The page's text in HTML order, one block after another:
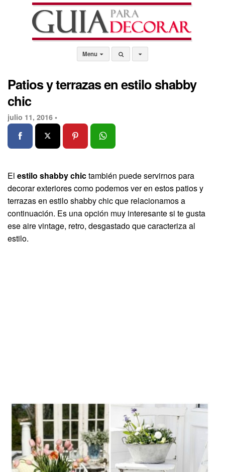
Menu
Patios y terrazas en estilo shabby
chic
julio 11, 2016 •
El estilo shabby chictambién puede servirnos para
decorar exteriores como podemos ver en estos patios y
terrazas en estilo shabby chic que relacionamos a
continuación. Es una opción muy interesante si te gusta
ese aire vintage, retro, desgastado que caracteriza al
estilo.